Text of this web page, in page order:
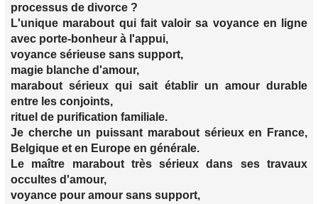
processus de divorce ?
L'unique marabout qui fait valoir sa voyance en ligne
avec porte-bonheur à l'appui,
voyance sérieuse sans support,
magie blanche d'amour,
marabout sérieux qui sait établir un amour durable
entre les conjoints,
rituel de purification familiale.
Je cherche un puissant marabout sérieux en France,
Belgique et en Europe en générale.
Le maître marabout très sérieux dans ses travaux
occultes d'amour,
voyance pour amour sans support,